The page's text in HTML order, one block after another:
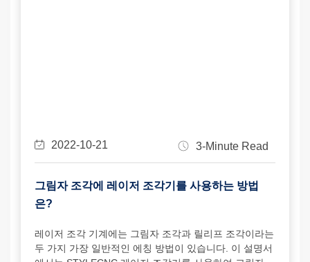
2022-10-21 3-Minute Read
그림자 조각에 레이저 조각기를 사용하는 방법
은?
레이저 조각 기계에는 그림자 조각과 릴리프 조각이라는
두 가지 가장 일반적인 에칭 방법이 있습니다. 이 설명서